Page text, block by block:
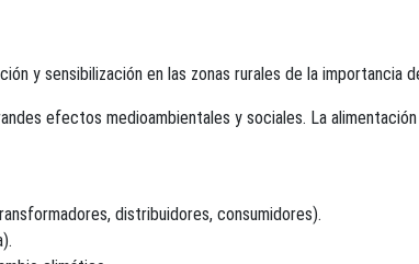
y sensibilización en las zonas rurales de la importancia
efectos medioambientales y sociales. La
distribuidores, consumidores).